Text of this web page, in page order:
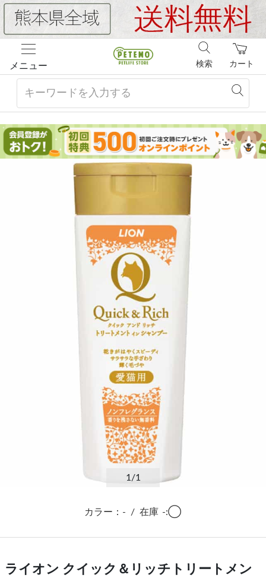
メニュー カート
検索
1/1
カラー：- / 在庫 -:◯
ライオン クイック＆リッチトリートメン